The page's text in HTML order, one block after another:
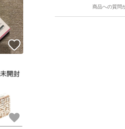
実績について
たユーザーにバッジを付与しています
基準をクリアした安心・安全なユーザーです
商品への質問
報をコピーします
ます
いいね！